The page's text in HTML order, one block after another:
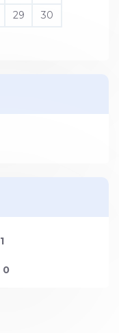
29
30
1
0